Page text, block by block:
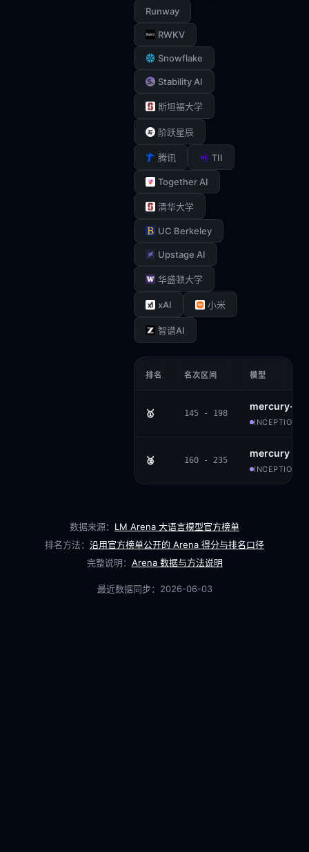
Runway
RWKV
Snowflake
Stability AI
斯坦福大学
阶跃星辰
腾讯 TII
Together AI
清华大学
UC Berkeley
Upstage AI
华盛顿大学
xAI 小米
智谱AI
排名 名次区间 模型
🥇 145 - 198
mercury-2
INCEPTION AI
🥈 160 - 235
mercury
INCEPTION AI
数据来源： LM Arena 大语言模型官方榜单
排名方法： 沿用官方榜单公开的 Arena 得分与排名口径
完整说明： Arena 数据与方法说明
最近数据同步： 2026-06-03